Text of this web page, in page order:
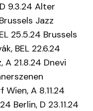
D 9.3.24 Alter
Jazz
25.5.24 Brussels
BEL 22.6.24
21.8.24 Dnevi
A 8.11.24
Berlin, D 23.11.24